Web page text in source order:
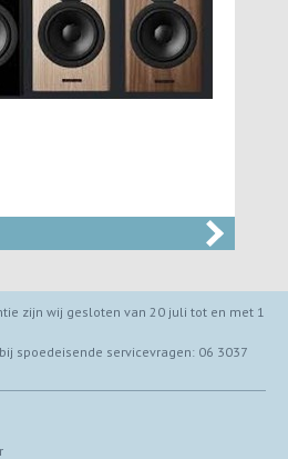
zijn wij gesloten van 20 juli tot en met 1
spoedeisende servicevragen: 06 3037